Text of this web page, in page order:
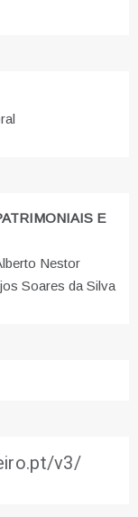
E
Nestor
Soares da Silva
v3/